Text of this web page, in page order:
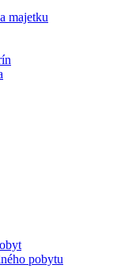
majetku
pobytu